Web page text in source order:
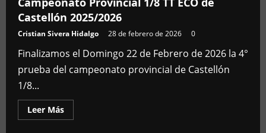
2026
Castellón 2025/2026
Cristian Sivera Hidalgo 28 de febrero de 2026 0
Finalizamos el Domingo 22 de Febrero de 2026 la 4°
prueba del campeonato provincial de Castellón
1/8...
Leer MásLeer
más